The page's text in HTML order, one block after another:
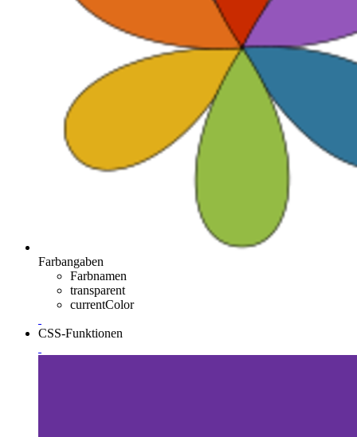
Farbangaben
Farbnamen
transparent
currentColor
CSS-Funktionen